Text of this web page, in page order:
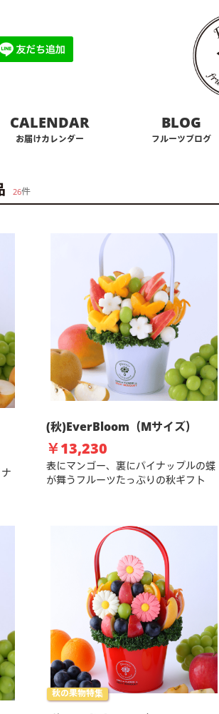
CALENDAR
お届けカレンダー
BLOG
フルーツブログ
26件
(秋)EverBloom（Mサイズ）
￥13,230
表にマンゴー、裏にパイナップルの蝶
が舞うフルーツたっぷりの秋ギフト
秋の果物特集